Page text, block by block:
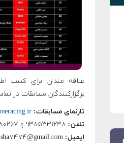
علاقه مندان برای کسب
برگزارکنندگان مسابقات در
تارنمای مسابقات:
تلفن: ۹۳۸۵۳۳۱۲۳۸ و ۰۹۳۷۸۰۸۰۲۶۷
ایمیل: sorousha۷۴۷۴@gmail.com